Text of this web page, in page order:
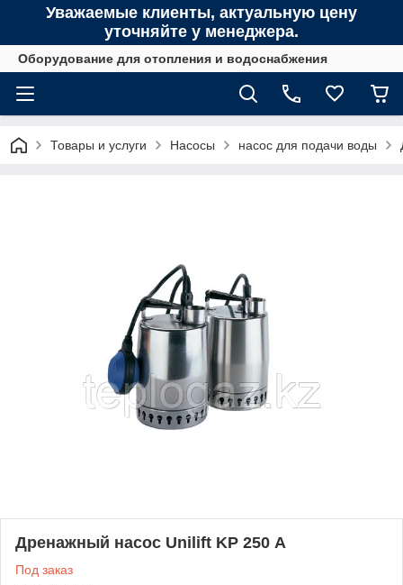
Уважаемые клиенты, актуальную цену
уточняйте у менеджера.
Оборудование для отопления и водоснабжения
Товары и услуги Насосы насос для подачи воды
Дренажный насос Unilift KP 250 А
Под заказ